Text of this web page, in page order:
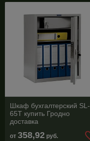
Шкаф бухгалтерский SL-
65T купить Гродно
доставка
от 358,92 руб.